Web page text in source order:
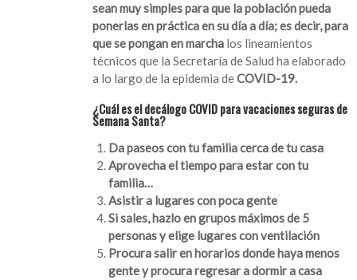
sean muy simples para que la población pueda
ponerlas en práctica en su día a día; es decir, para
que se pongan en marcha los lineamientos
técnicos que la Secretaría de Salud ha elaborado
a lo largo de la epidemia deCOVID-19.
¿Cuál es el decálogo COVID para vacaciones seguras de
Semana Santa?
Da paseos con tu familia cerca de tu casa
Aprovecha el tiempo para estar con tu
familia…
Asistir a lugares con poca gente
Si sales, hazlo en grupos máximos de 5
personas y elige lugares con ventilación
Procura salir en horarios donde haya menos
gente y procura regresar a dormir a casa